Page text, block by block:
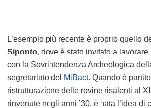
L’esempio più recente è proprio quello
Siponto, dove è stato invitato a
con la Sovrintendenza Archeologica
segretariato del MiBact. Quando è
ristrutturazione delle rovine risalenti al
rinvenute negli anni ’30, è nata l’idea di